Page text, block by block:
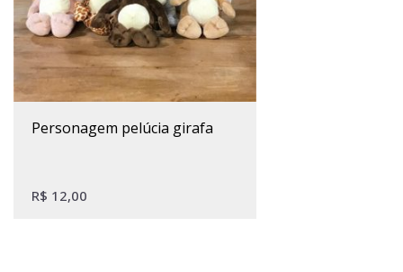
personagem pelúcia girafa
R$ 12,00